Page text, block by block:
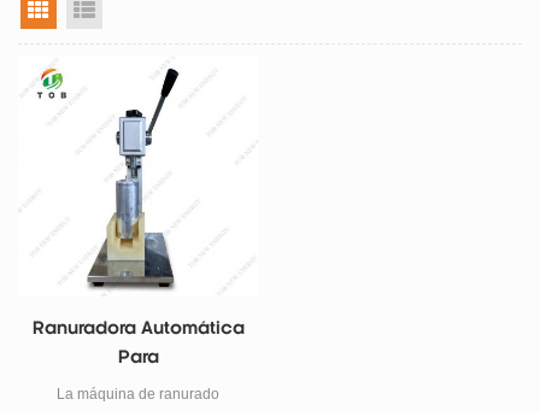
vista en cuadrícula
Ranuradora Automática
Para
Supercondensador
La máquina de ranurado